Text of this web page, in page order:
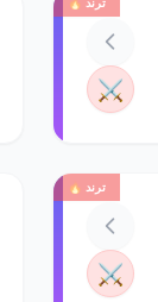
⚔️
ترند 🔥
⚔️